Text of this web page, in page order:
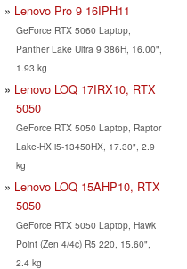
Lenovo Pro 9 16IPH11
GeForce RTX 5060 Laptop,
Panther Lake Ultra 9 386H, 16.00",
1.93 kg
Lenovo LOQ 17IRX10, RTX
5050
GeForce RTX 5050 Laptop, Raptor
Lake-HX i5-13450HX, 17.30", 2.9
kg
Lenovo LOQ 15AHP10, RTX
5050
GeForce RTX 5050 Laptop, Hawk
Point (Zen 4/4c) R5 220, 15.60",
2.4 kg